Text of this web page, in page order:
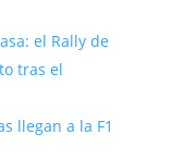
el Rally de
tras el
llegan a la F1